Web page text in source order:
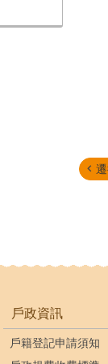
戶政資訊
戶籍登記申請須知